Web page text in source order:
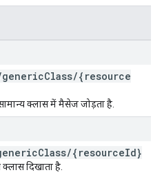
genericClass/{resource
क्लास में मैसेज जोड़ता है.
Class/{resourceId}
दिखाता है.